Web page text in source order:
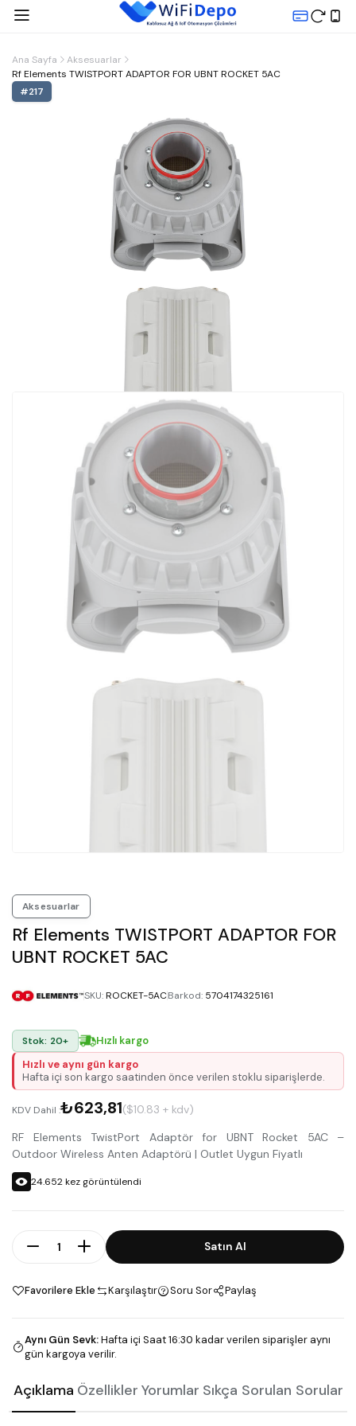
Ana Sayfa
Aksesuarlar
Rf Elements TWISTPORT ADAPTOR FOR UBNT ROCKET 5AC
#217
Aksesuarlar
Rf Elements TWISTPORT ADAPTOR FOR
UBNT ROCKET 5AC
SKU:ROCKET-5ACBarkod: 5704174325161
Stok: 20+
Hızlı kargo
Hızlı ve aynı gün kargo
Hafta içi son kargo saatinden önce verilen stoklu siparişlerde.
KDV Dahil :₺623,81($10.83 + kdv)
RF Elements TwistPort Adaptör for UBNT Rocket 5AC –
Outdoor Wireless Anten Adaptörü | Outlet Uygun Fiyatlı
24.652kez görüntülendi
Adet Satın Al
Favorilere Ekle Karşılaştır Soru Sor Paylaş
Aynı Gün Sevk:Hafta içi Saat 16:30 kadar verilen siparişler aynı
gün kargoya verilir.
Açıklama Özellikler Yorumlar Sıkça Sorulan Sorular